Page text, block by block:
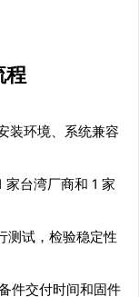
程
装环境、系统兼容
家台湾厂商和 1 家
测试，检验稳定性
件交付时间和固件